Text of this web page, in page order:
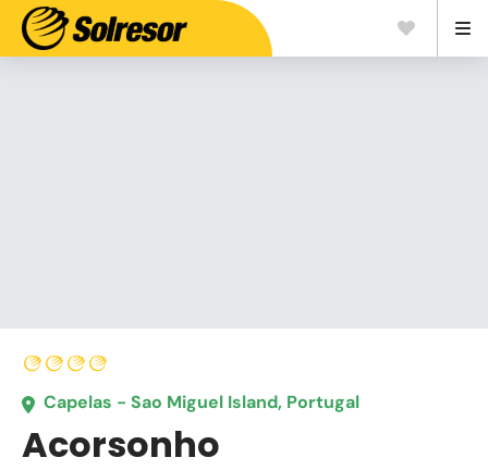
Capelas - Sao Miguel Island, Portugal
Acorsonho